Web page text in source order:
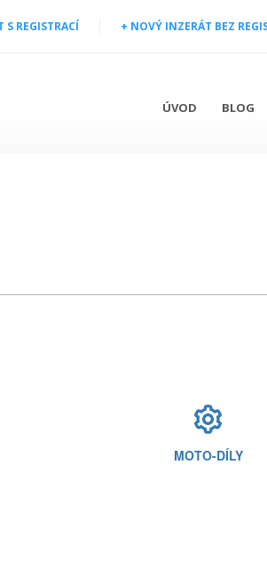
+ NOVÝ INZERÁT BEZ
S REGISTRACÍ
ÚVOD BLOG
MOTO-DÍLY